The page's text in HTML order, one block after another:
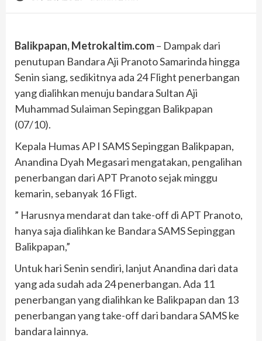
Balikpapan, Metrokaltim.com– Dampak dari
penutupan Bandara Aji Pranoto Samarinda hingga
Senin siang, sedikitnya ada 24 Flight penerbangan
yang dialihkan menuju bandara Sultan Aji
Muhammad Sulaiman Sepinggan Balikpapan
(07/10).
Kepala Humas AP I SAMS Sepinggan Balikpapan,
Anandina Dyah Megasari mengatakan, pengalihan
penerbangan dari APT Pranoto sejak minggu
kemarin, sebanyak 16 Fligt.
” Harusnya mendarat dan take-off di APT Pranoto,
hanya saja dialihkan ke Bandara SAMS Sepinggan
Balikpapan,”
Untuk hari Senin sendiri, lanjut Anandina dari data
yang ada sudah ada 24 penerbangan. Ada 11
penerbangan yang dialihkan ke Balikpapan dan 13
penerbangan yang take-off dari bandara SAMS ke
bandara lainnya.